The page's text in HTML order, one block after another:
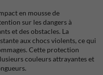
en mousse de
sur les dangers à
et des obstacles. La
aux chocs violents, ce qui
Cette protection
couleurs attrayantes et